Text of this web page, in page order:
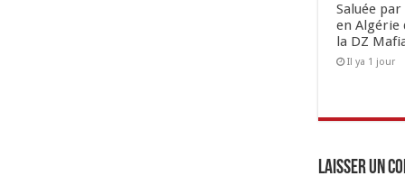
Saluée
en Algérie
la DZ
Il ya 1 jour
Laisser un